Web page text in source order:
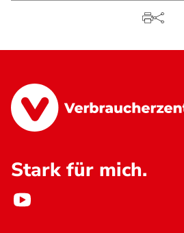
Stark für mich.